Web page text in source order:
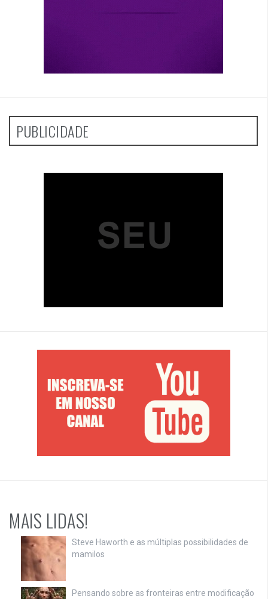
PUBLICIDADE
MAIS LIDAS!
Steve Haworth e as múltiplas possibilidades de
mamilos
Pensando sobre as fronteiras entre modificação